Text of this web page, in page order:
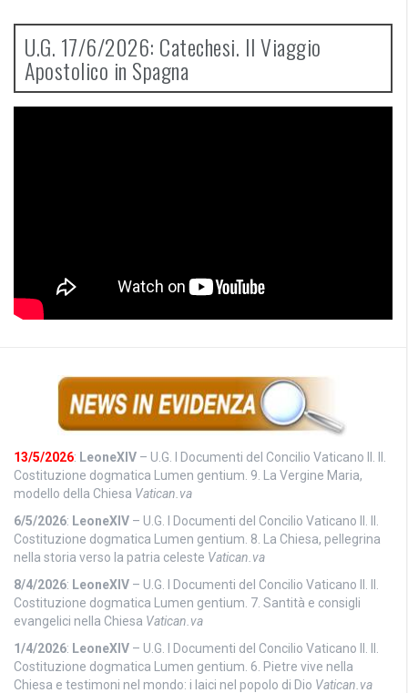
U.G. 17/6/2026: Catechesi. Il Viaggio
Apostolico in Spagna
13/5/2026: LeoneXIV – U.G. I Documenti del Concilio Vaticano II. II.
Costituzione dogmatica Lumen gentium. 9. La Vergine Maria,
modello della Chiesa Vatican.va
6/5/2026: LeoneXIV – U.G. I Documenti del Concilio Vaticano II. II.
Costituzione dogmatica Lumen gentium. 8. La Chiesa, pellegrina
nella storia verso la patria celeste Vatican.va
8/4/2026: LeoneXIV – U.G. I Documenti del Concilio Vaticano II. II.
Costituzione dogmatica Lumen gentium. 7. Santità e consigli
evangelici nella Chiesa Vatican.va
1/4/2026: LeoneXIV – U.G. I Documenti del Concilio Vaticano II. II.
Costituzione dogmatica Lumen gentium. 6. Pietre vive nella
Chiesa e testimoni nel mondo: i laici nel popolo di Dio Vatican.va